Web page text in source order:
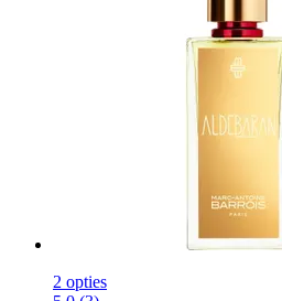
2 opties